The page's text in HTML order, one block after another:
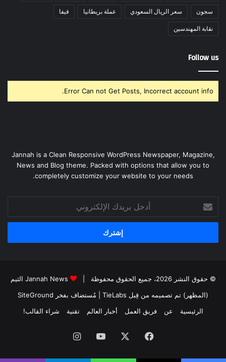
سجون سعر الريال السعودي عملة بريطانيا فيفا
نقابة المهندسين
Follow us
Error Can not Get Posts, Incorrect account info.
Jannah is a Clean Responsive WordPress Newspaper, Magazine,
News and Blog theme. Packed with options that allow you to
completely customize your website to your needs.
بريدك
الإلكتروني
© حقوق النشر 2026، جميع الحقوق محفوظة |
Jannah News الثيم
(المظهر) تم تصميمه من قِبل TieLabs
| مُستضاف بفخر SiteGround
الرئيسية
عن فريق العمل أخبار العالم تقنية شراء القالب!
فيسبوك ‫YouTubeانستقرام